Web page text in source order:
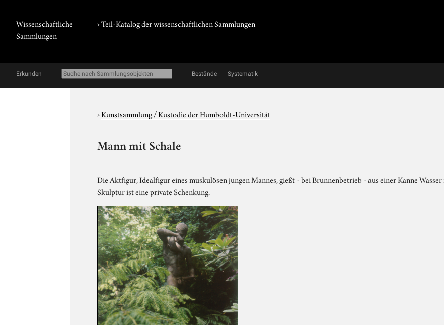
Wissenschaftliche
Sammlungen
› Teil-Katalog der wissenschaftlichen Sammlungen
Erkunden Bestände Systematik
›Kunstsammlung / Kustodie der Humboldt-Universität
Mann mit Schale
Die Aktfigur, Idealfigur eines muskulösen jungen Mannes, gießt - bei Brunnenbetrieb - aus einer Kanne
Skulptur ist eine private Schenkung.